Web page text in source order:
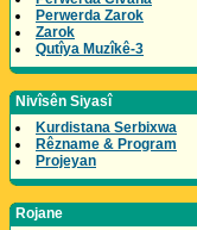
Perwerda Zarok
Zarok
Qutîya Muzîkê-3
Nivîsên Siyasî
Kurdistana Serbixwa
Rêzname & Program
Projeyan
Rojane